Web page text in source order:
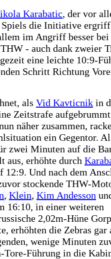
Karabatic, der vor
Spiels die Initiative
im Angriff besser bei
- auch dank zweier
eine leichte 10:9-
Schritt Richtung
als Vid Kavticnik in
Zeitstrafe
näher zusammen,
ein Gegentor.
zwei Minuten auf die
aus, erhöhte durch
12:9. Und nach dem
stockende THW-
, Klein, Kim Andesson
16:10, in einer weiteren
2,02m-Hüne
erhöhten die Zebras gar
wenige Minuten
Tore-Führung in die